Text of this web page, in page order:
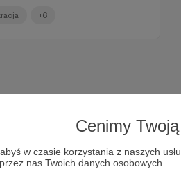
Cenimy
w czasie korzystania z naszych
nas Twoich danych osobowych.
+6